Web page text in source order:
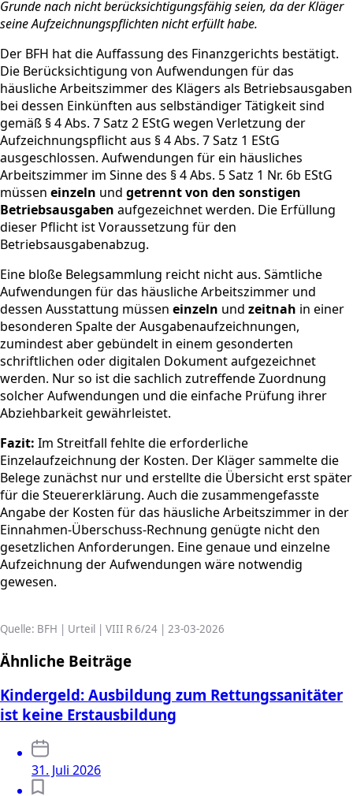
Grunde nach nicht berücksichtigungsfähig seien, da der Kläger
seine Aufzeichnungspflichten nicht erfüllt habe.
Der BFH hat die Auffassung des Finanzgerichts bestätigt.
Die Berücksichtigung von Aufwendungen für das
häusliche Arbeitszimmer des Klägers als Betriebsausgaben
bei dessen Einkünften aus selbständiger Tätigkeit sind
gemäß § 4 Abs. 7 Satz 2 EStG wegen Verletzung der
Aufzeichnungspflicht aus § 4 Abs. 7 Satz 1 EStG
ausgeschlossen. Aufwendungen für ein häusliches
Arbeitszimmer im Sinne des § 4 Abs. 5 Satz 1 Nr. 6b EStG
müssen einzeln und getrennt von den sonstigen
Betriebsausgaben aufgezeichnet werden. Die Erfüllung
dieser Pflicht ist Voraussetzung für den
Betriebsausgabenabzug.
Eine bloße Belegsammlung reicht nicht aus. Sämtliche
Aufwendungen für das häusliche Arbeitszimmer und
dessen Ausstattung müssen einzeln und zeitnah in einer
besonderen Spalte der Ausgabenaufzeichnungen,
zumindest aber gebündelt in einem gesonderten
schriftlichen oder digitalen Dokument aufgezeichnet
werden. Nur so ist die sachlich zutreffende Zuordnung
solcher Aufwendungen und die einfache Prüfung ihrer
Abziehbarkeit gewährleistet.
Fazit: Im Streitfall fehlte die erforderliche
Einzelaufzeichnung der Kosten. Der Kläger sammelte die
Belege zunächst nur und erstellte die Übersicht erst später
für die Steuererklärung. Auch die zusammengefasste
Angabe der Kosten für das häusliche Arbeitszimmer in der
Einnahmen-Überschuss-Rechnung genügte nicht den
gesetzlichen Anforderungen. Eine genaue und einzelne
Aufzeichnung der Aufwendungen wäre notwendig
gewesen.
Quelle: BFH | Urteil | VIII R 6/24 | 23-03-2026
Ähnliche Beiträge
Kindergeld: Ausbildung zum Rettungssanitäter
ist keine Erstausbildung
31. Juli 2026